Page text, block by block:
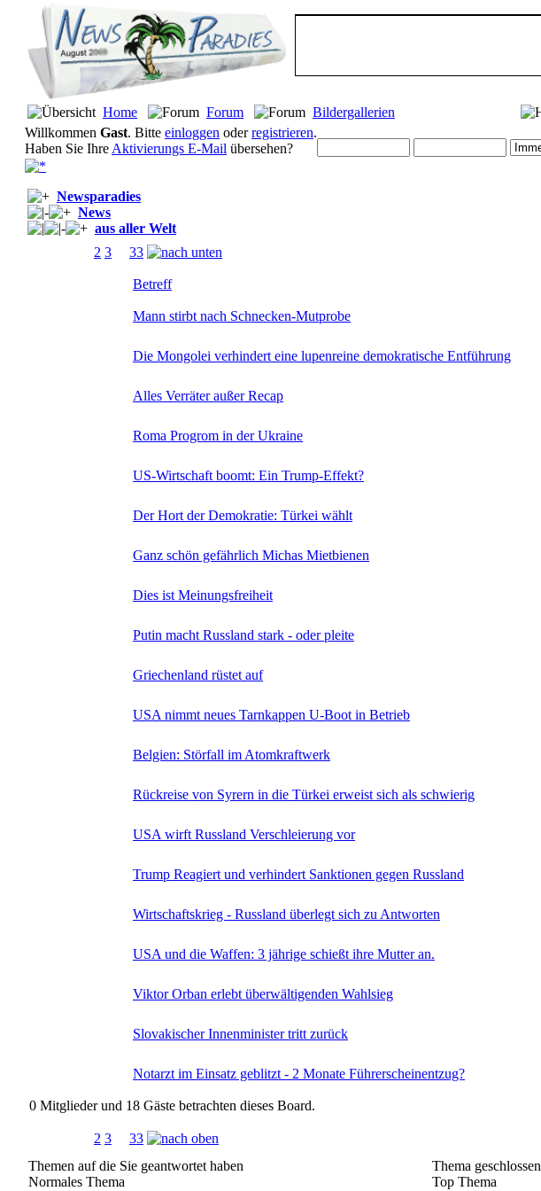
Home Forum Bildergallerien
Willkommen Gast. Bitte einloggen oderregistrieren.
Haben Sie Ihre Aktivierungs E-Mail übersehen?
Newsparadies
News
aus aller Welt
2 3 33
Betreff
Mann stirbt nach Schnecken-Mutprobe
Die Mongolei verhindert eine lupenreine demokratische Entführung
Alles Verräter außer Recap
Roma Progrom in der Ukraine
US-Wirtschaft boomt: Ein Trump-Effekt?
Der Hort der Demokratie: Türkei wählt
Ganz schön gefährlich Michas Mietbienen
Dies ist Meinungsfreiheit
Putin macht Russland stark - oder pleite
Griechenland rüstet auf
USA nimmt neues Tarnkappen U-Boot in Betrieb
Belgien: Störfall im Atomkraftwerk
Rückreise von Syrern in die Türkei erweist sich als schwierig
USA wirft Russland Verschleierung vor
Trump Reagiert und verhindert Sanktionen gegen Russland
Wirtschaftskrieg - Russland überlegt sich zu Antworten
USA und die Waffen: 3 jährige schießt ihre Mutter an.
Viktor Orban erlebt überwältigenden Wahlsieg
Slovakischer Innenminister tritt zurück
Notarzt im Einsatz geblitzt - 2 Monate Führerscheinentzug?
0 Mitglieder und 18 Gäste betrachten dieses Board.
2 3
33
Themen auf die Sie geantwortet haben
Normales Thema
Thema geschlossen
Top Thema